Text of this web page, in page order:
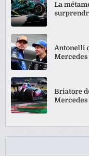
La
Antonelli
Mercedes
Briatore